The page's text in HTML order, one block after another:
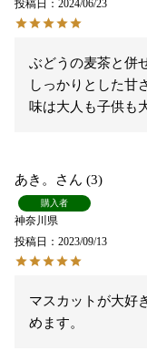
投稿日
2024/06/23
ぶどうの麦茶と併
しっかりとした甘
味は大人も子供も
あき。 3
購入者
神奈川県
投稿日
2023/09/13
マスカットが大好
めます。